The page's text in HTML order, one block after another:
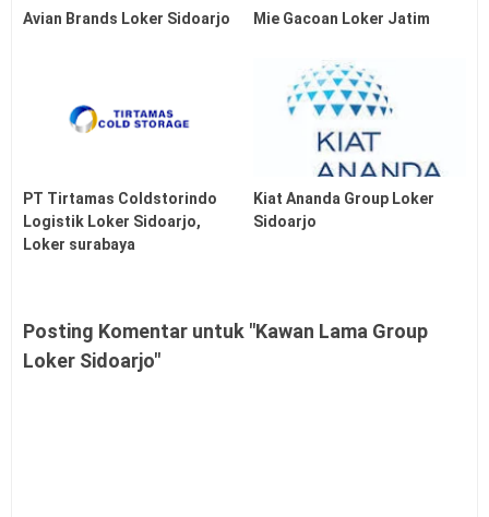
Avian Brands Loker Sidoarjo Mie Gacoan Loker Jatim
PT Tirtamas Coldstorindo
Logistik Loker Sidoarjo,
Loker surabaya
Kiat Ananda Group Loker
Sidoarjo
Posting Komentar untuk "Kawan Lama Group
Loker Sidoarjo"